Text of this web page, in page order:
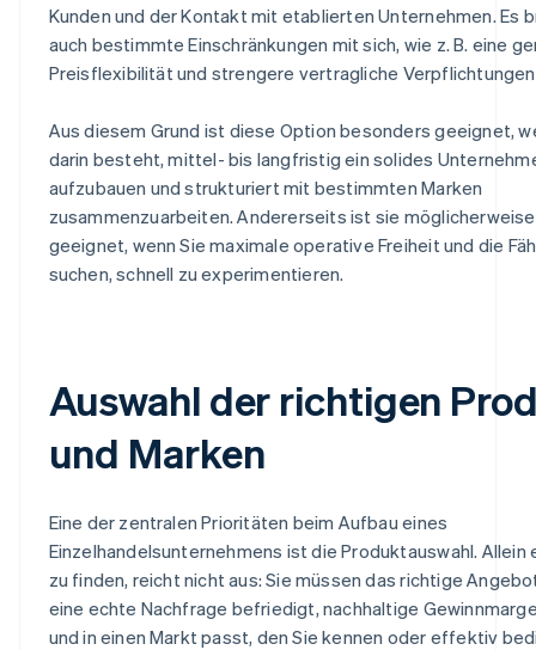
Kunden und der Kontakt mit etablierten Unternehmen. Es
auch bestimmte Einschränkungen mit sich, wie z. B. eine
Preisflexibilität und strengere vertragliche
Aus diesem Grund ist diese Option besonders geeignet,
darin besteht, mittel- bis langfristig ein solides
aufzubauen und strukturiert mit bestimmten Marken
zusammenzuarbeiten. Andererseits ist sie
geeignet, wenn Sie maximale operative Freiheit und die
suchen, schnell zu experimentieren.
Auswahl der richtigen
und Marken
Eine der zentralen Prioritäten beim Aufbau eines
Einzelhandelsunternehmens ist die Produktauswahl. Allein
zu finden, reicht nicht aus: Sie müssen das richtige
eine echte Nachfrage befriedigt, nachhaltige
und in einen Markt passt, den Sie kennen oder effektiv